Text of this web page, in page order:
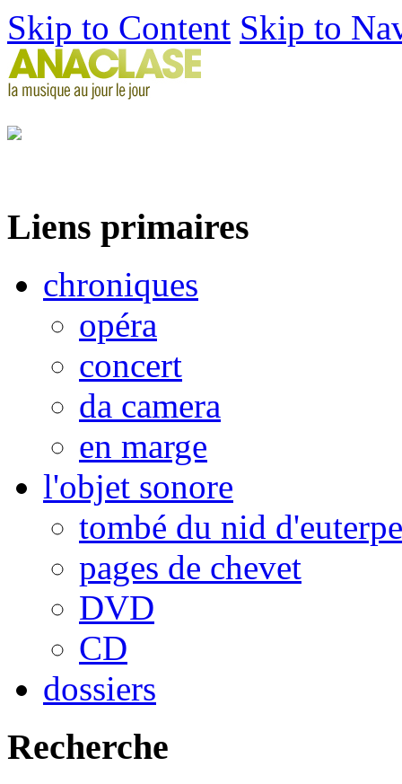
Skip to Content Skip to
Liens primaires
chroniques
opéra
concert
da camera
en marge
l'objet sonore
tombé du nid d'euterpe
pages de chevet
DVD
CD
dossiers
Recherche